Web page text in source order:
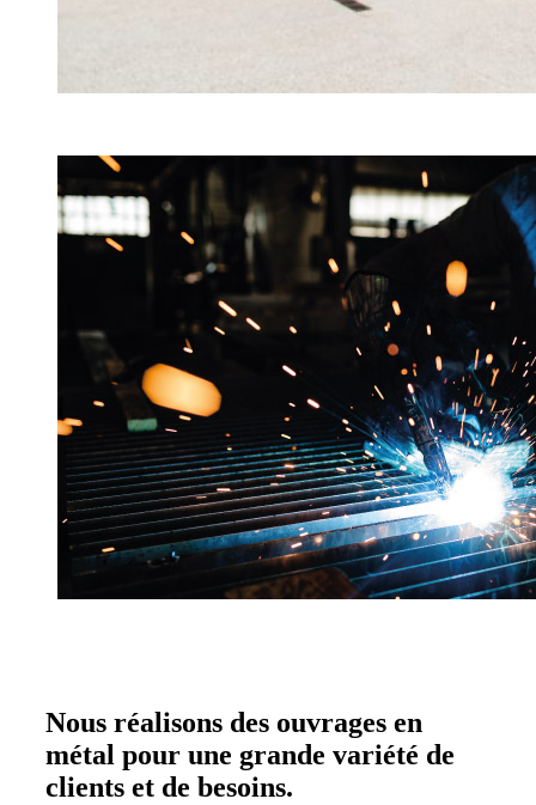
Nous réalisons des ouvrages en
métal pour une grande variété de
clients et de besoins.